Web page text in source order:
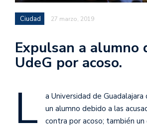
Ciudad 27 marzo, 2019
Expulsan a alumno
UdeG por acoso.
L
a Universidad de
un alumno debido a las
contra por acoso; también